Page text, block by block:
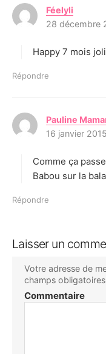
Féelyli
i
:
28 décembre
Happy 7 mois
Répondre
Pauline
16 janvier
Comme ça
Babou sur la
Répondre
Laisser un
Votre adresse de
champs
Commentaire